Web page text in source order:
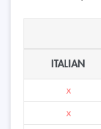
ITALIAN
x
x